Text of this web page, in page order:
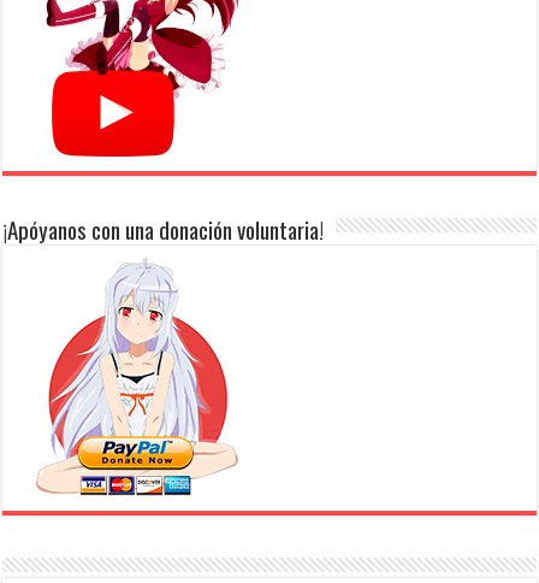
¡Apóyanos con una donación voluntaria!